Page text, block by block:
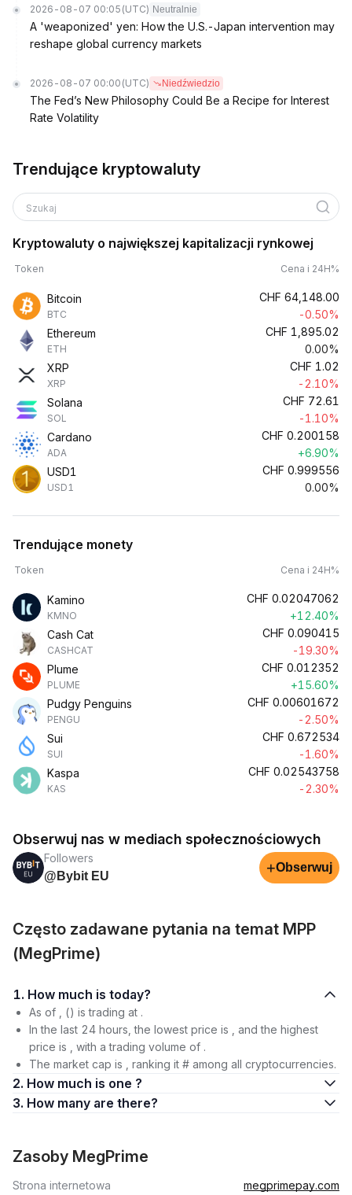
2026-08-07 00:05 (UTC) Neutralnie
A 'weaponized' yen: How the U.S.-Japan intervention may
reshape global currency markets
2026-08-07 00:00 (UTC) Niedźwiedzio
The Fed’s New Philosophy Could Be a Recipe for Interest
Rate Volatility
Trendujące kryptowaluty
Szukaj
Kryptowaluty o największej kapitalizacji rynkowej
Token Cena i 24H%
Bitcoin
BTC
CHF 64,148.00
-0.50%
Ethereum
ETH
CHF 1,895.02
0.00%
XRP
XRP
CHF 1.02
-2.10%
Solana
SOL
CHF 72.61
-1.10%
Cardano
ADA
CHF 0.200158
+6.90%
USD1
USD1
CHF 0.999556
0.00%
Trendujące monety
Token Cena i 24H%
Kamino
KMNO
CHF 0.02047062
+12.40%
Cash Cat
CASHCAT
CHF 0.090415
-19.30%
Plume
PLUME
CHF 0.012352
+15.60%
Pudgy Penguins
PENGU
CHF 0.00601672
-2.50%
Sui
SUI
CHF 0.672534
-1.60%
Kaspa
KAS
CHF 0.02543758
-2.30%
Obserwuj nas w mediach społecznościowych
Followers
@Bybit EU
+Obserwuj
Często zadawane pytania na temat MPP
(MegPrime)
1. How much is today?
As of , () is trading at .
In the last 24 hours, the lowest price is , and the highest
price is , with a trading volume of .
The market cap is , ranking it # among all cryptocurrencies.
2. How much is one ?
3. How many are there?
Zasoby MegPrime
Strona internetowa
megprimepay.com